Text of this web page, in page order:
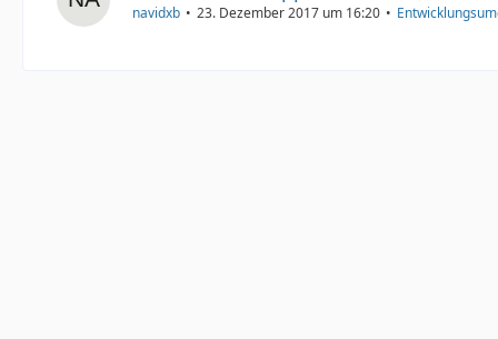
navidxb 23. Dezember 2017 um 16:20